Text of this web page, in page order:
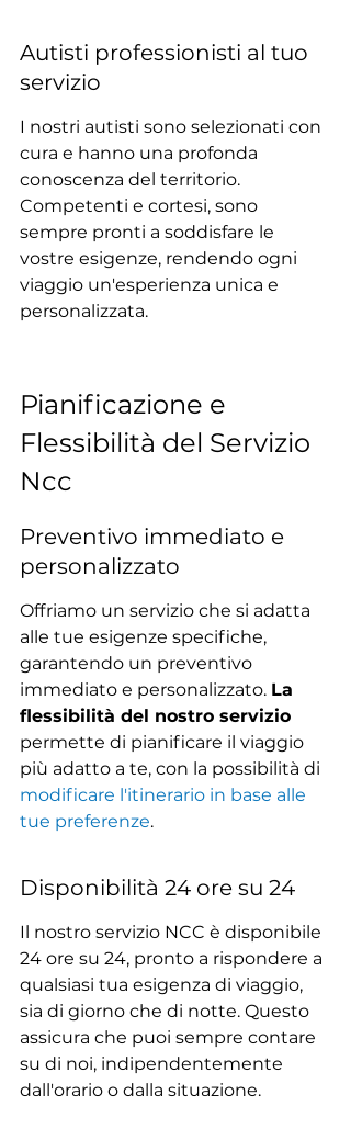
Autisti professionisti al tuo
servizio
I nostri autisti sono selezionati con
cura e hanno una profonda
conoscenza del territorio.
Competenti e cortesi, sono
sempre pronti a soddisfare le
vostre esigenze, rendendo ogni
viaggio un'esperienza unica e
personalizzata.
Pianificazione e
Flessibilità del Servizio
Ncc
Preventivo immediato e
personalizzato
Offriamo un servizio che si adatta
alle tue esigenze specifiche,
garantendo un preventivo
immediato e personalizzato. La
flessibilità del nostro servizio
permette di pianificare il viaggio
più adatto a te, con la possibilità di
modificare l'itinerario in base alle
tue preferenze.
Disponibilità 24 ore su 24
Il nostro servizio NCC è disponibile
24 ore su 24, pronto a rispondere a
qualsiasi tua esigenza di viaggio,
sia di giorno che di notte. Questo
assicura che puoi sempre contare
su di noi, indipendentemente
dall'orario o dalla situazione.